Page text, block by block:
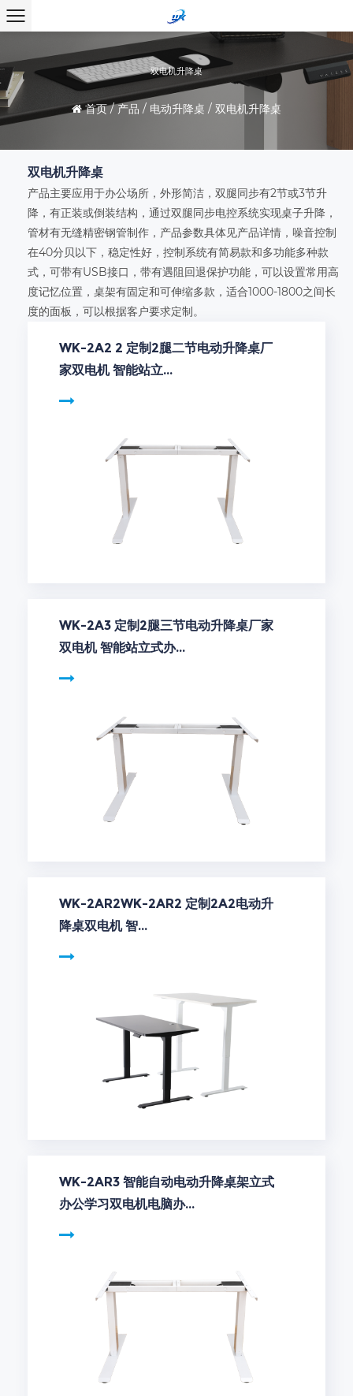
双电机升降桌
首页/产品 / 电动升降桌 / 双电机升降桌
双电机升降桌
产品主要应用于办公场所，外形简洁，双腿同步有2节或3节升
降，有正装或倒装结构，通过双腿同步电控系统实现桌子升降，
管材有无缝精密钢管制作，产品参数具体见产品详情，噪音控制
在40分贝以下，稳定性好，控制系统有简易款和多功能多种款
式，可带有USB接口，带有遇阻回退保护功能，可以设置常用高
度记忆位置，桌架有固定和可伸缩多款，适合1000-1800之间长
度的面板，可以根据客户要求定制。
WK-2A2 2 定制2腿二节电动升降桌厂
家双电机 智能站立...
WK-2A3 定制2腿三节电动升降桌厂家
双电机 智能站立式办...
WK-2AR2WK-2AR2 定制2A2电动升
降桌双电机 智...
WK-2AR3 智能自动电动升降桌架立式
办公学习双电机电脑办...